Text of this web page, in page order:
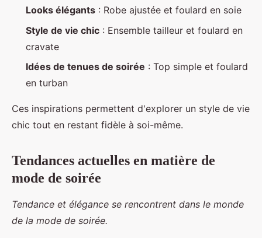
Looks élégants : Robe ajustée et foulard en soie
Style de vie chic : Ensemble tailleur et foulard en
cravate
Idées de tenues de soirée : Top simple et foulard
en turban
Ces inspirations permettent d'explorer un style de vie
chic tout en restant fidèle à soi-même.
Tendances actuelles en matière de
mode de soirée
Tendance et élégance se rencontrent dans le monde
de la mode de soirée.